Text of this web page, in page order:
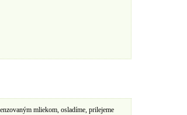
mliekom, osladíme, prilejeme